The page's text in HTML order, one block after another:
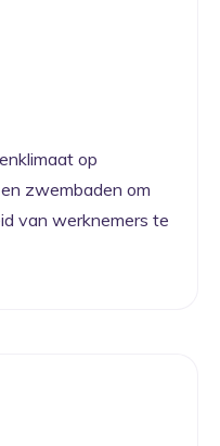
op
zwembaden om
van werknemers te